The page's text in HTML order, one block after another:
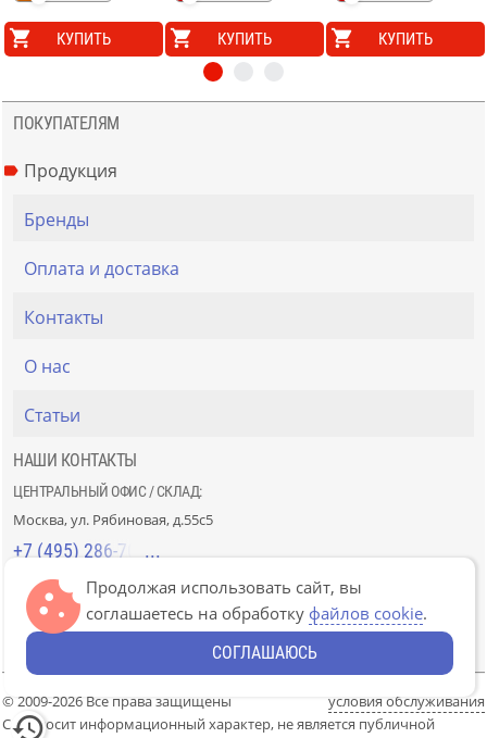
КУПИТЬ КУПИТЬ КУПИТЬ
ПОКУПАТЕЛЯМ
Продукция
Бренды
Оплата и доставка
Контакты
О нас
Статьи
НАШИ КОНТАКТЫ
ЦЕНТРАЛЬНЫЙ ОФИС / СКЛАД:
Москва, ул. Рябиновая, д.55с5
+7 (495) 286-70-40
СТРОЙРЫНОК «СЛАВЯНСКИЙ МИР»:
Москва, 41км МКАД, пав. Г-14/7-8 и Д-14/7-8
+7 (499) 226-74-18
© 2009-2026 Все права защищены
условия обслуживания
Сайт носит информационный характер, не является публичной
Продолжая использовать сайт, вы
соглашаетесь на обработку файлов cookie.
СОГЛАШАЮСЬ